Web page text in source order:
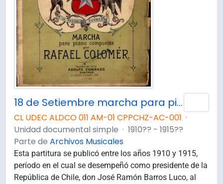
18 de Setiembre marcha para piano compuesta por Rafael Colomér
CL UDEC ALDCO 011 AM-01 CPPCHZ-AC-001 ·
Unidad documental simple · 1910?? - 1915??
Parte de Archivos Musicales
Esta partitura se publicó entre los años 1910 y 1915,
período en el cual se desempeñó como presidente de la
República de Chile, don José Ramón Barros Luco, al